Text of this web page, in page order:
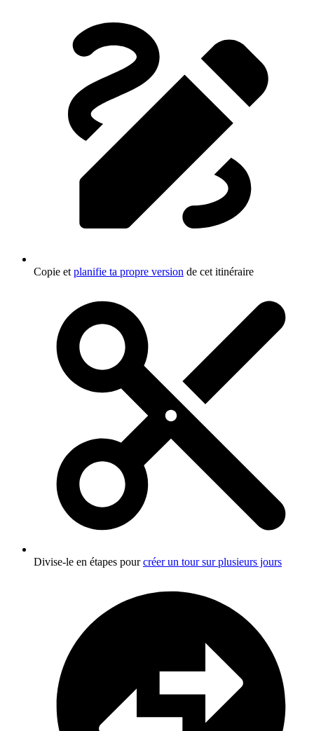
Copie et planifie ta propre version de cet itinéraire
Divise-le en étapes pourcréer un tour sur plusieurs jours